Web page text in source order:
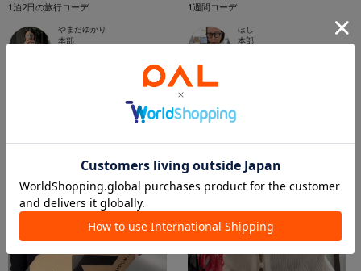
1泊2日の旅行コーデ
やまだゆかり
本部
1週間コーデ
ほし
本部